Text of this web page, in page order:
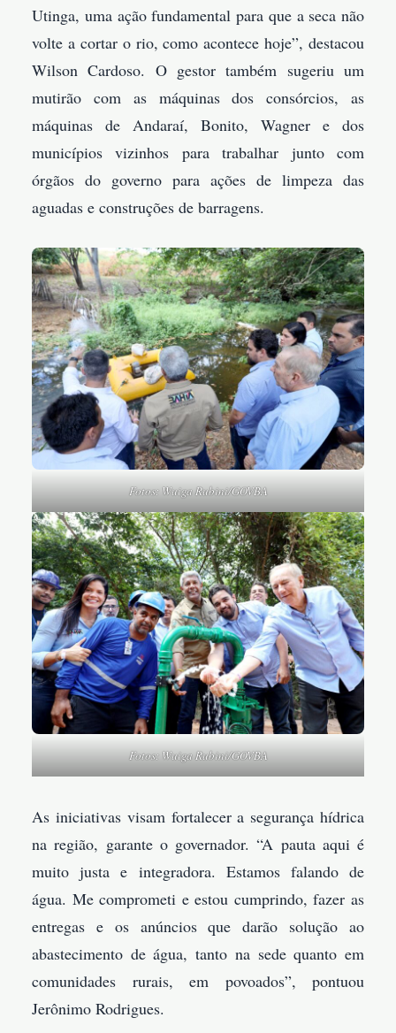
Utinga, uma ação fundamental para que a seca não
volte a cortar o rio, como acontece hoje”, destacou
Wilson Cardoso. O gestor também sugeriu um
mutirão com as máquinas dos consórcios, as
máquinas de Andaraí, Bonito, Wagner e dos
municípios vizinhos para trabalhar junto com
órgãos do governo para ações de limpeza das
aguadas e construções de barragens.
Fotos: Wuiga Rubini/GOVBA
Fotos: Wuiga Rubini/GOVBA
As iniciativas visam fortalecer a segurança hídrica
na região, garante o governador. “A pauta aqui é
muito justa e integradora. Estamos falando de
água. Me comprometi e estou cumprindo, fazer as
entregas e os anúncios que darão solução ao
abastecimento de água, tanto na sede quanto em
comunidades rurais, em povoados”, pontuou
Jerônimo Rodrigues.